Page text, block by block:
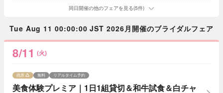
同日開催の他のフェアを見る(5件)
Tue Aug 11 00:00:00 JST 2026月開催のブライダルフェア
8/11 (火)
美食体験プレミア｜1日1組貸切＆和牛試食＆白チャ
残席 無料 リアルタイム予約